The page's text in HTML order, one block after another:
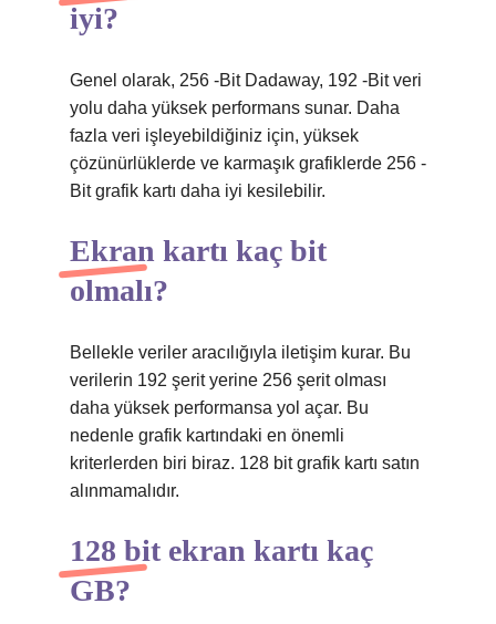
iyi?
Genel olarak, 256 -Bit Dadaway, 192 -Bit veri
yolu daha yüksek performans sunar. Daha
fazla veri işleyebildiğiniz için, yüksek
çözünürlüklerde ve karmaşık grafiklerde 256 -
Bit grafik kartı daha iyi kesilebilir.
Ekran kartı kaç bit
olmalı?
Bellekle veriler aracılığıyla iletişim kurar. Bu
verilerin 192 şerit yerine 256 şerit olması
daha yüksek performansa yol açar. Bu
nedenle grafik kartındaki en önemli
kriterlerden biri biraz. 128 bit grafik kartı satın
alınmamalıdır.
128 bit ekran kartı kaç
GB?